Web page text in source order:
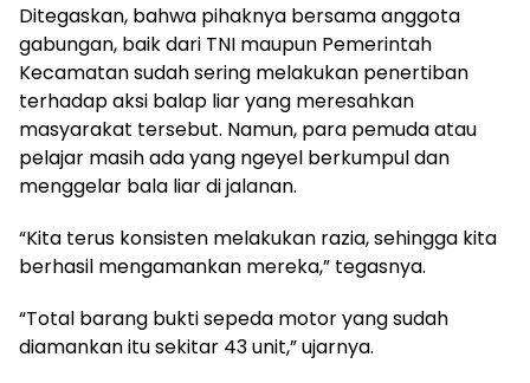
Ditegaskan, bahwa pihaknya bersama anggota
gabungan, baik dari TNI maupun Pemerintah
Kecamatan sudah sering melakukan penertiban
terhadap aksi balap liar yang meresahkan
masyarakat tersebut. Namun, para pemuda atau
pelajar masih ada yang ngeyel berkumpul dan
menggelar bala liar di jalanan.
“Kita terus konsisten melakukan razia, sehingga kita
berhasil mengamankan mereka,” tegasnya.
“Total barang bukti sepeda motor yang sudah
diamankan itu sekitar 43 unit,” ujarnya.